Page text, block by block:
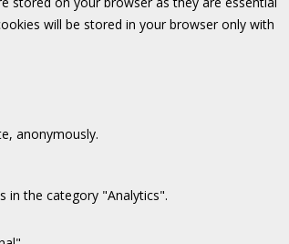
will be stored in your browser only with
anonymously.
in the category "Analytics".